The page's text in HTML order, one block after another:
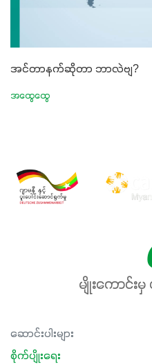
အင်တာနက်ဆိုတာ ဘာလဲဗျ?
အထွေထွေ
မျိုးကောင်း
ဆောင်းပါးများ
စိုက်ပျိုးရေး